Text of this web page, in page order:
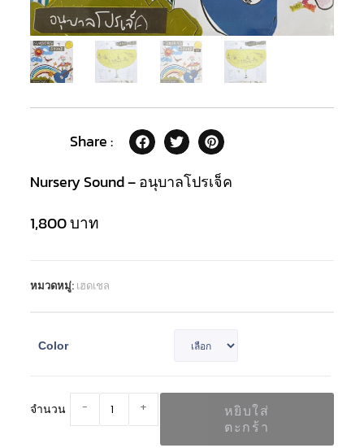
Share :
Nursery Sound – อนุบาลโปรเจ็ค
1,800บาท
หมวดหมู่: เฮดเชล
Color
จำนวน - +
หยิบใส่
ตะกร้า